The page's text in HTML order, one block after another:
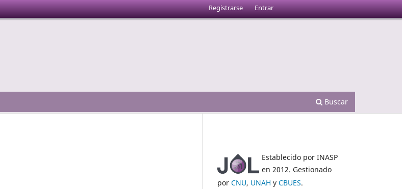
Buscar
Registrarse Entrar
Establecido por INASP
en 2012. Gestionado
por CNU, UNAH y CBUES.